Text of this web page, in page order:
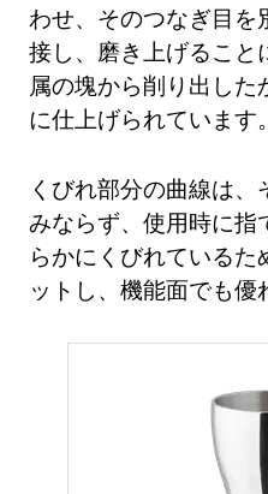
わせ、そのつなぎ目を
接し、磨き上げること
属の塊から削り出し
に仕上げられています。
くびれ部分の曲線は
みならず、使用時に指
らかにくびれているた
ットし、機能面でも優